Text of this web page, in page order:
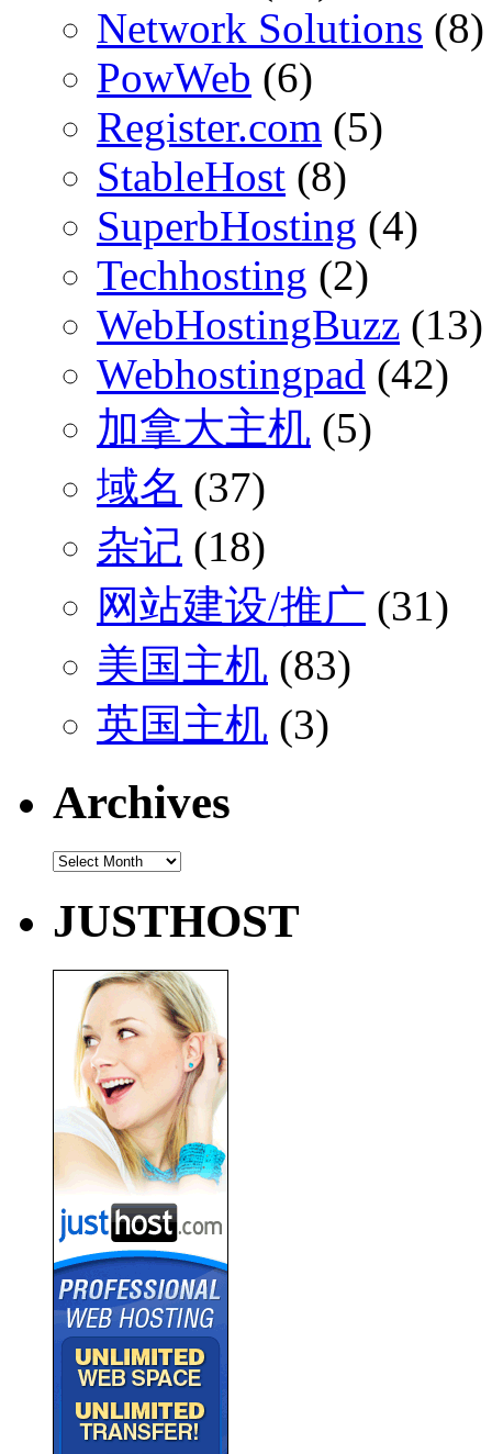
Network Solutions (8)
PowWeb (6)
Register.com (5)
StableHost (8)
SuperbHosting (4)
Techhosting (2)
WebHostingBuzz (13)
Webhostingpad (42)
加拿大主机 (5)
域名 (37)
杂记 (18)
网站建设/推广 (31)
美国主机 (83)
英国主机 (3)
Archives
Archives
JUSTHOST